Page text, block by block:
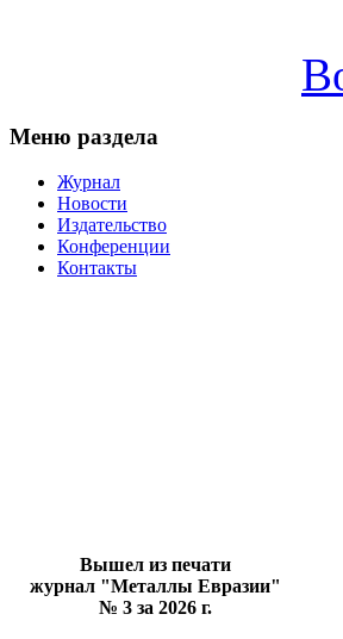
Меню раздела
Журнал
Новости
Издательство
Конференции
Контакты
Вышел из печати
журнал "Металлы Евразии"
№ 3 за 2026 г.